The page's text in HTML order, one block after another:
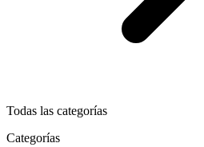
Todas las categorías
Categorías